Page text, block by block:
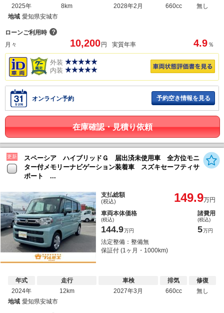
2025年 8km 2028年2月 660cc
無し
地域 愛知県安城市
ローンご利用時 ？
月々
10,200 円 実質年率 4.9 ％
外装
内装
オンライン予約 予約空き情報を見る
在庫確認・見積り依頼
更新
スペーシア ハイブリッドＧ 届出済未使用車 全方位モニ
ター付メモリーナビゲーション装着車 スズキセーフティサ
ポート ...
支払総額
(税込) 149.9万円
車両本体価格
(税込)
144.9万円
諸費用
(税込)
5万円
法定整備：整備無
保証付 (1ヶ月・1000km)
年式
2024年
走行
12km
車検
2027年3月
排気
660cc
修復
無し
地域 愛知県安城市